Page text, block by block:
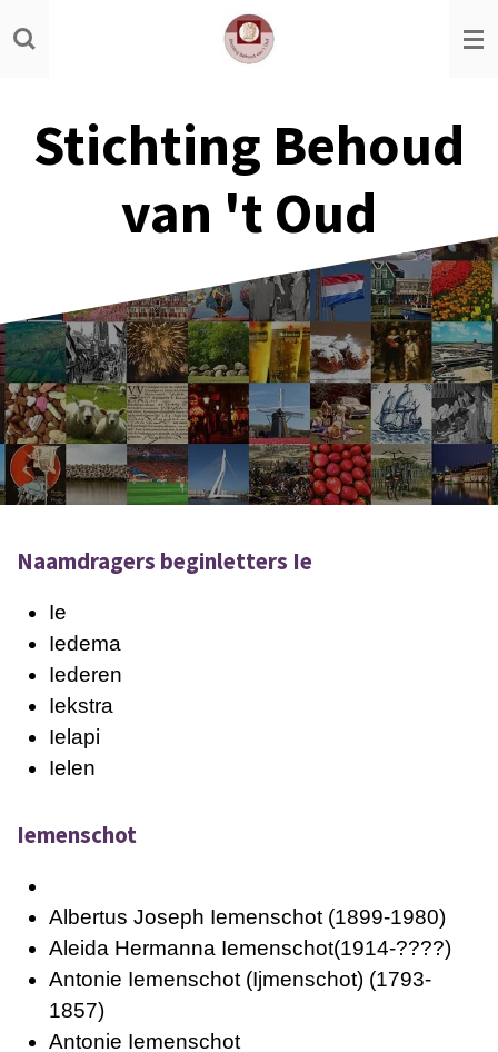
Ga
direct
hoofdinhoud
Stichting Behoud
van 't Oud
Naamdragers beginletters Ie
Ie
Iedema
Iederen
Iekstra
Ielapi
Ielen
Iemenschot
Albertus Joseph Iemenschot (1899-1980)
Aleida Hermanna Iemenschot(1914-????)
Antonie Iemenschot (Ijmenschot) (1793-
1857)
Antonie Iemenschot